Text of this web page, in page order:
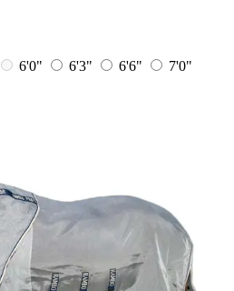
6'0" 6'3" 6'6"
7'0"